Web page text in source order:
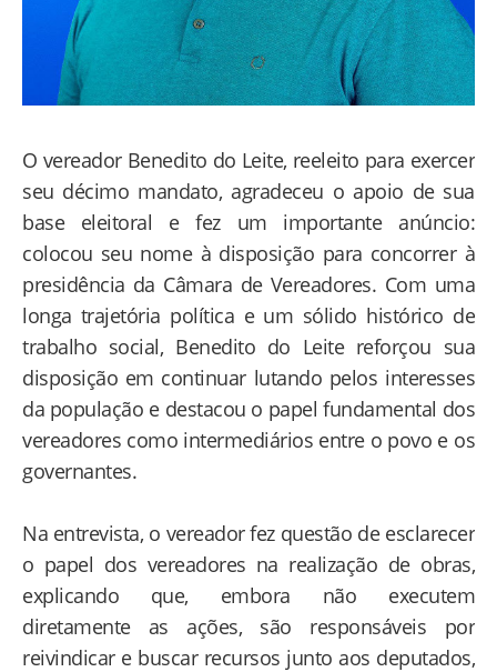
O vereador Benedito do Leite, reeleito para exercer
seu décimo mandato, agradeceu o apoio de sua
base eleitoral e fez um importante anúncio:
colocou seu nome à disposição para concorrer à
presidência da Câmara de Vereadores. Com uma
longa trajetória política e um sólido histórico de
trabalho social, Benedito do Leite reforçou sua
disposição em continuar lutando pelos interesses
da população e destacou o papel fundamental dos
vereadores como intermediários entre o povo e os
governantes.
Na entrevista, o vereador fez questão de esclarecer
o papel dos vereadores na realização de obras,
explicando que, embora não executem
diretamente as ações, são responsáveis por
reivindicar e buscar recursos junto aos deputados,